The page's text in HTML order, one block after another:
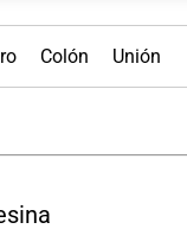
Colón Unión